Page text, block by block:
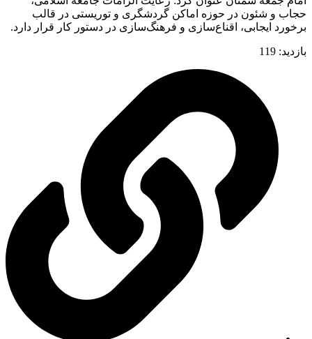
حجاب و شئون در حوزه اماکن گردشگری و توریستی در قالب
برخورد ایجابی، اقناع‌سازی و فرهنگ‌سازی در دستور کار قرار دارد.
بازدید: 119